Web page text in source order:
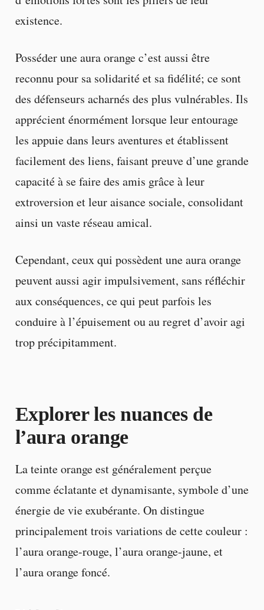
existence.
Posséder une aura orange c’est aussi être
reconnu pour sa solidarité et sa fidélité; ce sont
des défenseurs acharnés des plus vulnérables. Ils
apprécient énormément lorsque leur entourage
les appuie dans leurs aventures et établissent
facilement des liens, faisant preuve d’une grande
capacité à se faire des amis grâce à leur
extroversion et leur aisance sociale, consolidant
ainsi un vaste réseau amical.
Cependant, ceux qui possèdent une aura orange
peuvent aussi agir impulsivement, sans réfléchir
aux conséquences, ce qui peut parfois les
conduire à l’épuisement ou au regret d’avoir agi
trop précipitamment.
Explorer les nuances de
l’aura orange
La teinte orange est généralement perçue
comme éclatante et dynamisante, symbole d’une
énergie de vie exubérante. On distingue
principalement trois variations de cette couleur :
l’aura orange-rouge, l’aura orange-jaune, et
l’aura orange foncé.